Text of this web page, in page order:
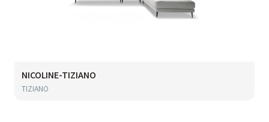
NICOLINE-TIZIANO
TIZIANO